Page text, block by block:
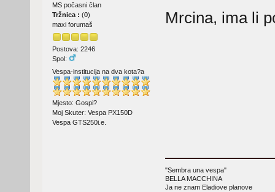
MS počasni član
Tržnica : (0)
maxi forumaš
Postova: 2246
Spol:
Vespa-institucija na dva kota?a
Mjesto: Gospi?
Moj Skuter: Vespa PX150D
Vespa GTS250i.e.
Mrcina, ima li
"Sembra una vespa"
BELLA MACCHINA
Ja ne znam Eladiove planove